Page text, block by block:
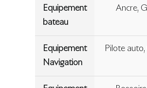
Equipement
bateau
Ancre,
Equipement
Navigation
Pilote